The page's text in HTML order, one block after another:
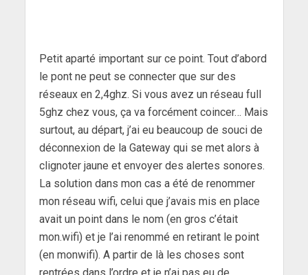
Petit aparté important sur ce point. Tout d’abord
le pont ne peut se connecter que sur des
réseaux en 2,4ghz. Si vous avez un réseau full
5ghz chez vous, ça va forcément coincer… Mais
surtout, au départ, j’ai eu beaucoup de souci de
déconnexion de la Gateway qui se met alors à
clignoter jaune et envoyer des alertes sonores.
La solution dans mon cas a été de renommer
mon réseau wifi, celui que j’avais mis en place
avait un point dans le nom (en gros c’était
mon.wifi) et je l’ai renommé en retirant le point
(en monwifi). A partir de là les choses sont
rentrées dans l’ordre et je n’ai pas eu de